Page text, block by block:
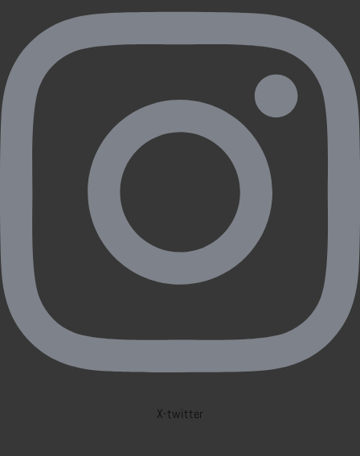
X-twitter